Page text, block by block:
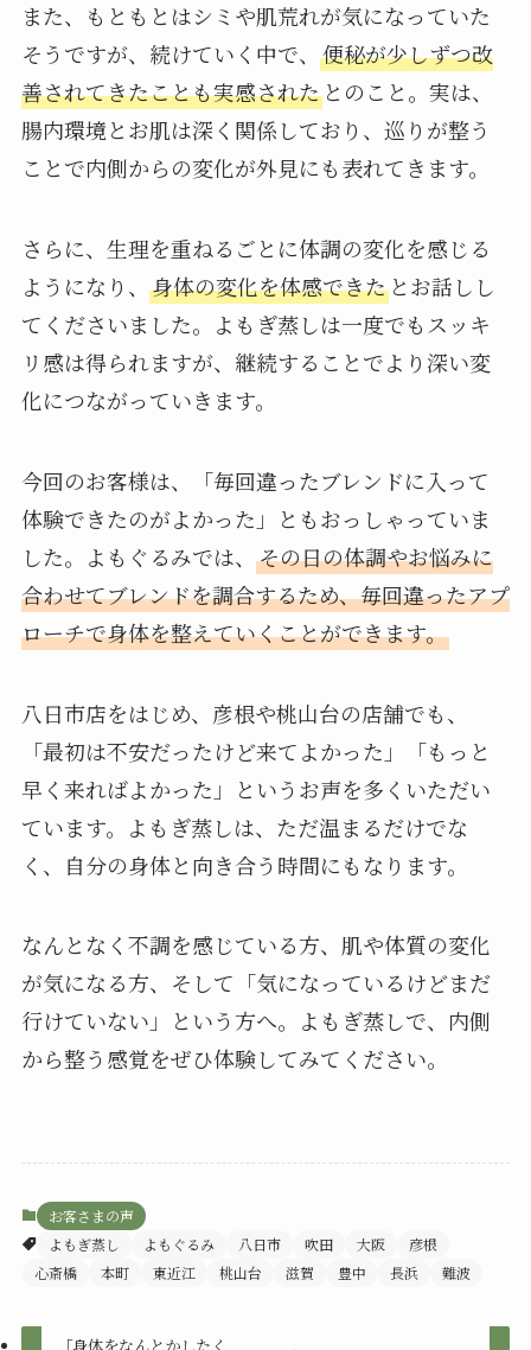
また、もともとはシミや肌荒れが気になっていた
そうですが、続けていく中で、 便秘が少しずつ改
善されてきたことも実感されたとのこと。実は、
腸内環境とお肌は深く関係しており、巡りが整う
ことで内側からの変化が外見にも表れてきます。
さらに、生理を重ねるごとに体調の変化を感じる
ようになり、 身体の変化を体感できたとお話しし
てくださいました。よもぎ蒸しは一度でもスッキ
リ感は得られますが、継続することでより深い変
化につながっていきます。
今回のお客様は、「毎回違ったブレンドに入って
体験できたのがよかった」ともおっしゃっていま
した。よもぐるみでは、 その日の体調やお悩みに
合わせてブレンドを調合するため、毎回違ったアプ
ローチで身体を整えていくことができます。
八日市店をはじめ、彦根や桃山台の店舗でも、
「最初は不安だったけど来てよかった」「もっと
早く来ればよかった」というお声を多くいただい
ています。よもぎ蒸しは、ただ温まるだけでな
く、自分の身体と向き合う時間にもなります。
なんとなく不調を感じている方、肌や体質の変化
が気になる方、そして「気になっているけどまだ
行けていない」という方へ。よもぎ蒸しで、内側
から整う感覚をぜひ体験してみてください。
お客さまの声
よもぎ蒸し
よもぐるみ 八日市 吹田 大阪
彦根
心斎橋
本町 東近江 桃山台 滋賀 豊中 長浜 難波
「身体をなんとかしたく